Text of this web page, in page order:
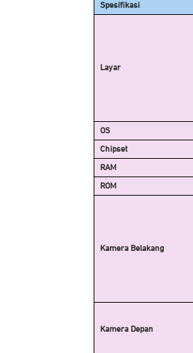
Spesifikasi
Layar
OS
Chipset
RAM
ROM
Kamera Belakang
Kamera Depan